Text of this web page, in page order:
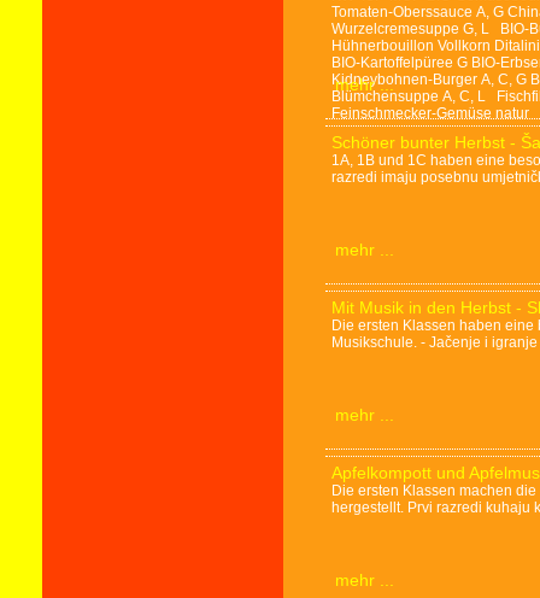
Tomaten-Oberssauce A, G
Wurzelcremesuppe G, L BIO-
Hühnerbouillon Vollkorn
BIO-Kartoffelpüree G BIO-
Kidneybohnen-Burger A, C,
Blümchensuppe A, C, L
Feinschmecker-Gemüse
mehr ...
Schöner bunter Herbst -
1A, 1B und 1C haben eine
razredi imaju posebnu
mehr ...
Mit Musik in den Herbst -
Die ersten Klassen haben
Musikschule. - Jačenje i
mehr ...
Apfelkompott und
Die ersten Klassen machen
hergestellt. Prvi razredi kuhaju
mehr ...